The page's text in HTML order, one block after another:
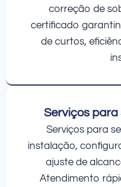
correção de
certificado
de curtos,
Serviços para
Serviços para
instalação,
ajuste de
Atendimento